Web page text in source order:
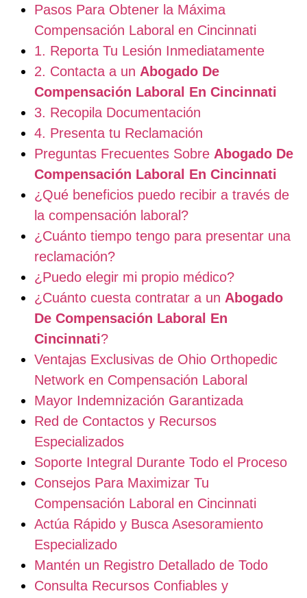
Pasos Para Obtener la Máxima
Compensación Laboral en Cincinnati
1. Reporta Tu Lesión Inmediatamente
2. Contacta a un Abogado De
Compensación Laboral En Cincinnati
3. Recopila Documentación
4. Presenta tu Reclamación
Preguntas Frecuentes Sobre Abogado De
Compensación Laboral En Cincinnati
¿Qué beneficios puedo recibir a través de
la compensación laboral?
¿Cuánto tiempo tengo para presentar una
reclamación?
¿Puedo elegir mi propio médico?
¿Cuánto cuesta contratar a un Abogado
De Compensación Laboral En
Cincinnati?
Ventajas Exclusivas de Ohio Orthopedic
Network en Compensación Laboral
Mayor Indemnización Garantizada
Red de Contactos y Recursos
Especializados
Soporte Integral Durante Todo el Proceso
Consejos Para Maximizar Tu
Compensación Laboral en Cincinnati
Actúa Rápido y Busca Asesoramiento
Especializado
Mantén un Registro Detallado de Todo
Consulta Recursos Confiables y